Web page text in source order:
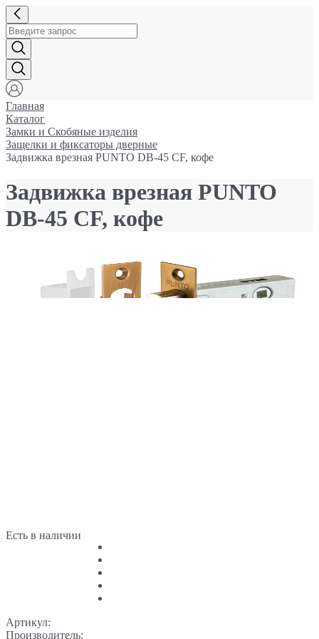
Главная
Каталог
Замки и Cкобяные изделия
Защелки и фиксаторы дверные
Задвижка врезная PUNTO DB-45 СF, кофе
Задвижка врезная PUNTO
DB-45 СF, кофе
Есть в наличии
Артикул:
Производитель: